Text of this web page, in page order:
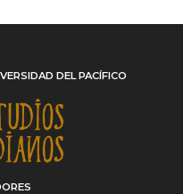
DEL PACÍFICO